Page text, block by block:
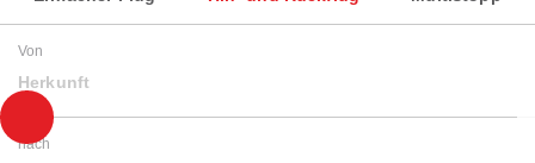
Von
Herkunft
nach